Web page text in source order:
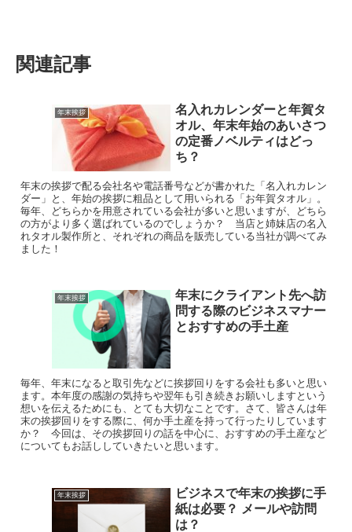
関連記事
年末挨拶
名入れカレンダーと年賀タ
オル、年末年始のあいさつ
の定番ノベルティはどっ
ち？
年末の挨拶で配る会社名や電話番号などが書かれた「名入れカレン
ダー」と、年始の挨拶に粗品として用いられる「お年賀タオル」。
毎年、どちらかを用意されている会社が多いと思いますが、どちら
の方がより多く選ばれているのでしょうか？ 当店と姉妹店の名入
れタオル製作所と、それぞれの商品を販売している当社が調べてみ
ました！
年末挨拶
年末にクライアント先へ訪
問する際のビジネスマナー
とおすすめの手土産
毎年、年末になると取引先などに挨拶回りをする会社も多いと思い
ます。本年度の感謝の気持ちや翌年も引き続きお願いしますという
想いを伝えるためにも、とても大切なことです。さて、皆さんは年
末の挨拶回りをする際に、何か手土産を持って行ったりしています
か？ 今回は、その挨拶回りの話を中心に、おすすめの手土産など
についてもお話ししていきたいと思います。
年末挨拶
ビジネスで年末の挨拶に手
紙は必要？ メールや訪問
は？